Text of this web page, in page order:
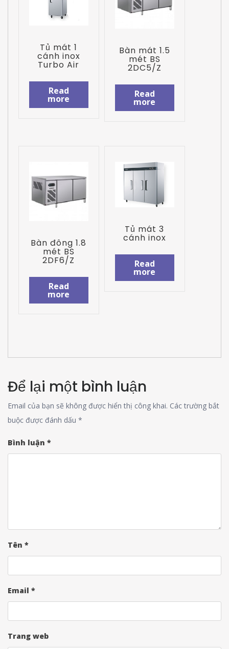
Tủ mát 1
cánh inox
Turbo Air
Read
more
Bàn mát 1.5
mét BS
2DC5/Z
Read
more
Bàn đông 1.8
mét BS
2DF6/Z
Read
more
Tủ mát 3
cánh inox
Read
more
Để lại một bình luận
Email của bạn sẽ không được hiển thị công khai. Các trường bắt
buộc được đánh dấu *
Bình luận *
Tên *
Email *
Trang web